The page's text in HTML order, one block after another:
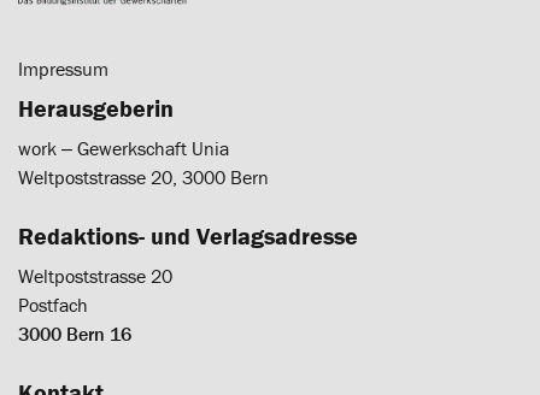
Impressum
Herausgeberin
work ‒ Gewerkschaft Unia
Weltpoststrasse 20, 3000 Bern
Redaktions- und Verlagsadresse
Weltpoststrasse 20
Postfach
3000 Bern 16